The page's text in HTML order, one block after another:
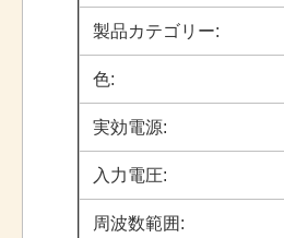
製品カテゴリー:
色:
実効電源:
入力電圧:
周波数範囲: